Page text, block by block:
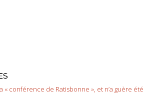
« conférence de Ratisbonne », et n’a guère été